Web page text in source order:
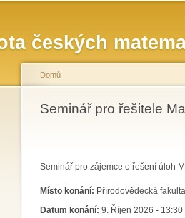
českých
Jste zde
Domů
Seminář pro řešitele
Seminář pro zájemce o řešení úloh
Místo konání: Přírodovědecká
Datum konání: 9. Říjen 2026 - 13:30